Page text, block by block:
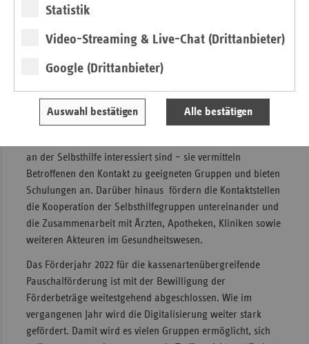
Statistik
Video-Streaming & Live-Chat (Drittanbieter)
Google (Drittanbieter)
Auswahl bestätigen Alle bestätigen
Neben den Selbsthilfegruppen und den
Selbsthilfekontaktstellen in Schleswig-Holstein von den
Jahr mit ebenfalls 629.000 Euro, zuzüglich Restmittel aus
2021 in Höhe von 58.000 Euro. Die Kontaktstellen in den
Kreisen und kreisfreien Städten unterstützen in ihren
Regionen die Selbsthilfegruppen bei der Gründung und in
an der Selbsthilfe interessiert sind – sie vermitteln
Betroffenen den Kontakt zu geeigneten Gruppen und bieten
Schulungen an. Darüber hinaus fördern die Kontaktstellen
die Kooperation der Selbsthilfegruppen untereinander und
die Zusammenarbeit mit Ärzten, Apotheken, Kliniken sowie
weiteren Akteuren im Gesundheitswesen.
Das Förderjahr 2022 für die kassenartenübergreifende
Pauschalförderung ist mit der Bewilligung der
Förderbeträge weitestgehend abgeschlossen. Wie im
vergangenen Jahr wird die Digitalisierung weiter stark
gefördert. Damit wird es vielen Gruppen ermöglicht, sich